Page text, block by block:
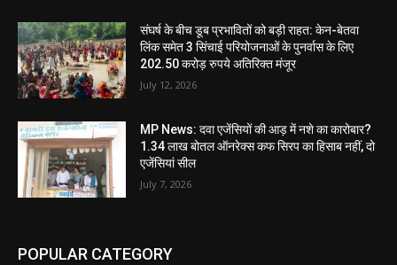
संघर्ष के बीच डूब प्रभावितों को बड़ी राहत: केन-बेतवा
लिंक समेत 3 सिंचाई परियोजनाओं के पुनर्वास के लिए
202.50 करोड़ रुपये अतिरिक्त मंजूर
July 12, 2026
MP News: दवा एजेंसियों की आड़ में नशे का कारोबार?
1.34 लाख बोतल ऑनरेक्स कफ सिरप का हिसाब नहीं, दो
एजेंसियां सील
July 7, 2026
POPULAR CATEGORY